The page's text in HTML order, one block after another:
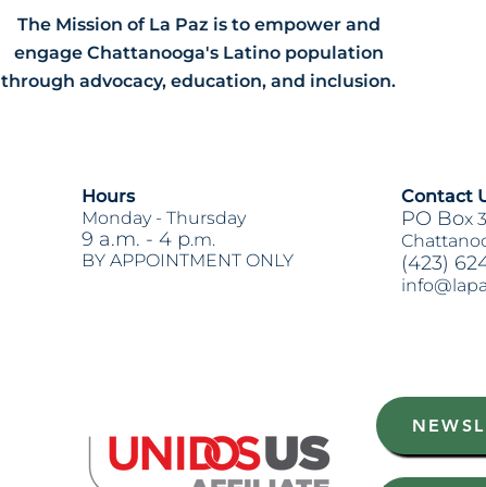
The Mission of La Paz is to empower and
engage Chattanooga's Latino population
through advocacy, education, and inclusion.
Hours
Monday - Thursday
9 a.m. - 4 p.m.
BY APPOINTMENT ONLY
Contact
PO Box
(423)